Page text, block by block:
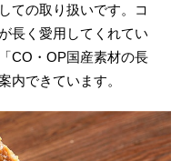
ての取り扱いです。コ
長く愛用してくれてい
CO・OP国産素材の長
内できています。